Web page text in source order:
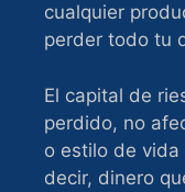
cualquier
perder todo tu
El capital de
perdido, no
o estilo de
decir, dinero